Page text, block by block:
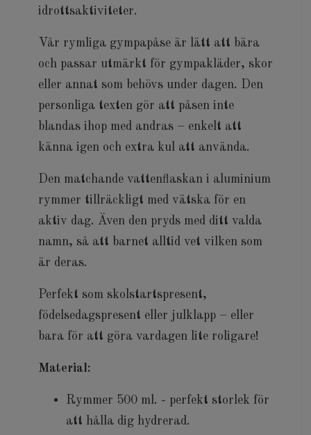
idrottsaktiviteter.
Vår rymliga gympapåse är lätt att bära
och passar utmärkt för gympakläder, skor
eller annat som behövs under dagen. Den
personliga texten gör att påsen inte
blandas ihop med andras – enkelt att
känna igen och extra kul att använda.
Den matchande vattenflaskan i aluminium
rymmer tillräckligt med vätska för en
aktiv dag. Även den pryds med ditt valda
namn, så att barnet alltid vet vilken som
är deras.
Perfekt som skolstartspresent,
födelsedagspresent eller julklapp – eller
bara för att göra vardagen lite roligare!
Material:
Rymmer 500 ml. - perfekt storlek för
att hålla dig hydrerad.